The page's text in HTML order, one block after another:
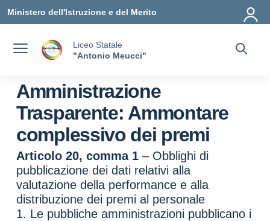
Ministero dell'Istruzione e del Merito
Liceo Statale
"Antonio Meucci"
Amministrazione
Trasparente: Ammontare
complessivo dei premi
Articolo 20, comma 1 – Obblighi di
pubblicazione dei dati relativi alla
valutazione della performance e alla
distribuzione dei premi al personale
1. Le pubbliche amministrazioni pubblicano i